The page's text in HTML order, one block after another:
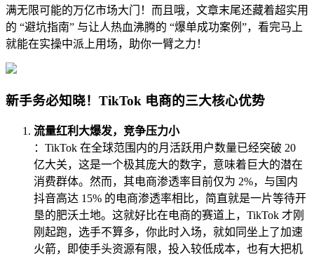
满无限可能的万亿市场大门！而且哦，文章末尾还藏着超实用
的 “避坑指南” 与让人热血沸腾的 “爆单成功案例”，看完马上
就能在实操中派上用场，助你一臂之力！
新手务必知晓！TikTok 电商的三大核心优势
流量红利大爆发，竞争压力小
：TikTok 在全球范围内的月活跃用户数量已经突破 20
亿大关，这是一个极其庞大的数字，意味着巨大的潜在
消费群体。然而，其电商渗透率目前仅为 2%，与国内
抖音高达 15% 的电商渗透率相比，简直就是一片等待开
垦的肥沃土地。这就好比在电商的赛道上，TikTok 才刚
刚起跑，选手不算多，你此时入场，就如同坐上了加速
火箭，即使手头资源有限，投入较低成本，也有大把机